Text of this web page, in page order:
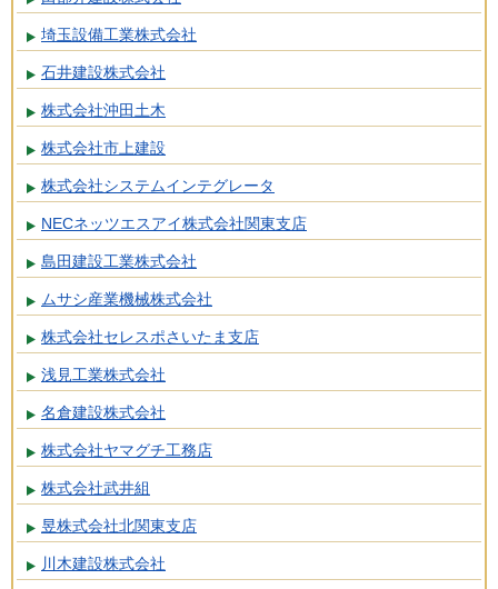
埼玉設備工業株式会社
石井建設株式会社
株式会社沖田土木
株式会社市上建設
株式会社システムインテグレータ
NECネッツエスアイ株式会社関東支店
島田建設工業株式会社
ムサシ産業機械株式会社
株式会社セレスポさいたま支店
浅見工業株式会社
名倉建設株式会社
株式会社ヤマグチ工務店
株式会社武井組
昱株式会社北関東支店
川木建設株式会社